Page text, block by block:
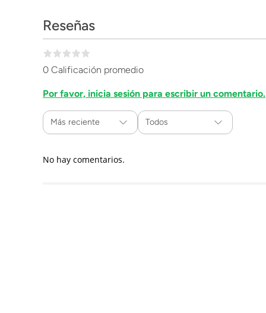
Reseñas
0 Calificación promedio
Por favor, inicia sesión para escribir un comentario.
Más reciente Todos
No hay comentarios.